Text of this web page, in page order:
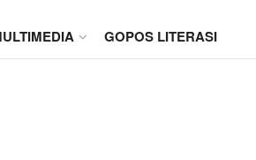
GOPOS LITERASI